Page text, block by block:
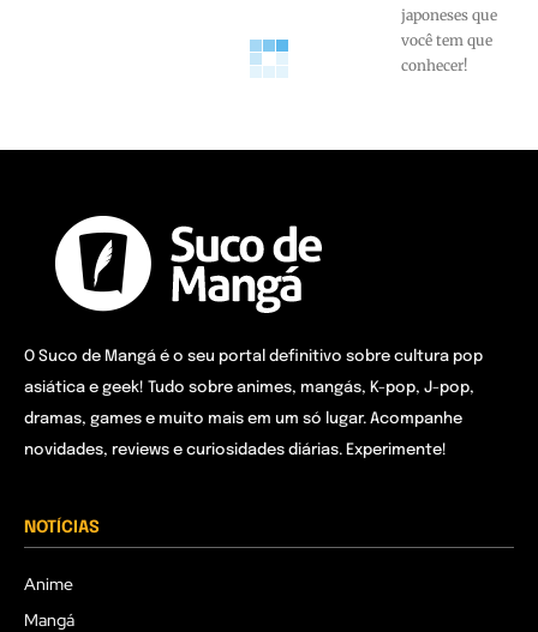
japoneses que
você tem que
conhecer!
O Suco de Mangá é o seu portal definitivo sobre cultura pop
asiática e geek! Tudo sobre animes, mangás, K-pop, J-pop,
dramas, games e muito mais em um só lugar. Acompanhe
novidades, reviews e curiosidades diárias. Experimente!
NOTÍCIAS
Anime
Mangá